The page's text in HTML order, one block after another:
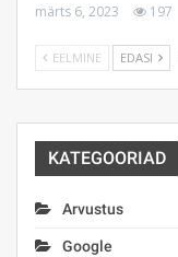
märts 6, 2023 197
EELMINE EDASI
KATEGOORIAD
Arvustus
Google